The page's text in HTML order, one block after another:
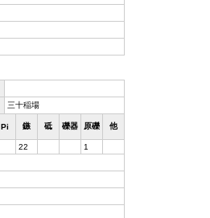
三十稲場
Pi 鏃 砥 礫器 原礫 他
22
1